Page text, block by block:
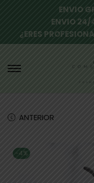
ENVIO
ENVIO 24/
¿ERES
ANTERIOR
-4%